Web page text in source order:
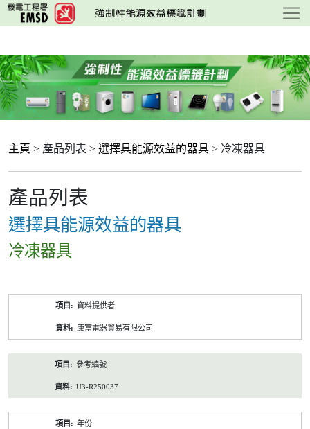
跳
至
要
內
容
主頁 > 產品列表 > 選擇具能源效益的器具 > 冷凍器具
產品列表
選擇具能源效益的器具
冷凍器具
資料提供者
康富電器貿易有限公司
參考編號
U3-R250037
年份